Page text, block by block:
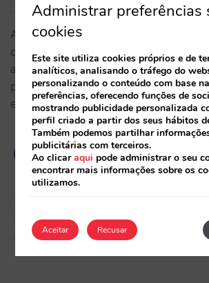
Adicionámos o relatório de upselling
disponíveis, fornecendo dados
atividade desta funcionalidade, tais
propostos, taxa de conversão,
etc.…
Administrar preferências
cookies
Este site utiliza cookies próprios e de
analíticos, analisando o tráfego do
personalizando o conteúdo com base
preferências, oferecendo funções de
mostrando publicidade personalizada
perfil criado a partir dos seus hábitos
Também podemos partilhar
publicitárias com terceiros.
Ao clicaraqui pode administrar o seu
encontrar mais informações sobre os
utilizamos.
Aceitar Recusar